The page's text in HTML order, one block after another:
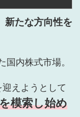
新たな方向性を
内株式市場。
迎えようとして
模索し始め